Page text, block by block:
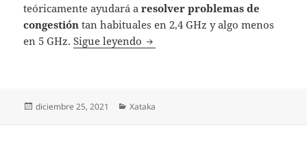
teóricamente ayudará aresolver problemas de
congestión tan habituales en 2,4 GHz y algo menos
en 5 GHz.Sigue leyendo El WiFi en España será por fin
Publicado
diciembre 25, 2021 Categorías
Xataka